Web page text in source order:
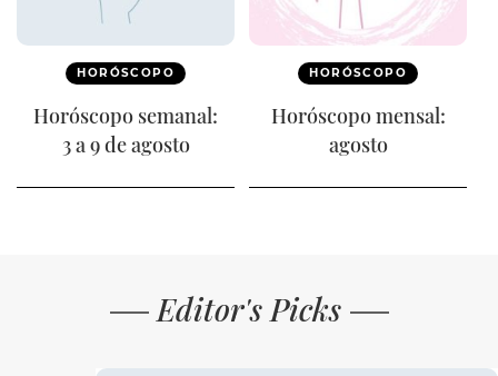
HORÓSCOPO
Horóscopo semanal:
3 a 9 de agosto
HORÓSCOPO
Horóscopo mensal:
agosto
Editor's Picks